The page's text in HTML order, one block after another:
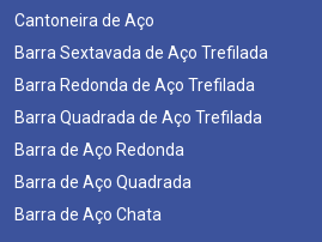
Cantoneira de Aço
Barra Sextavada de Aço Trefilada
Barra Redonda de Aço Trefilada
Barra Quadrada de Aço Trefilada
Barra de Aço Redonda
Barra de Aço Quadrada
Barra de Aço Chata